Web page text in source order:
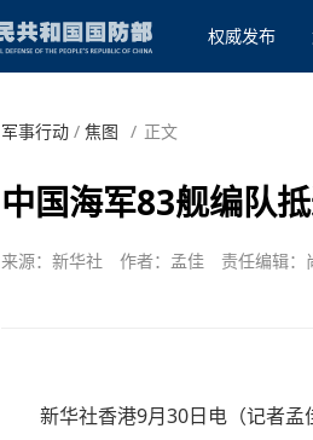
权威发布
军事行动/ 焦图 / 正文
中国海军83舰编队
来源：新华社 作者：孟佳 责任编辑：
新华社香港9月30日电（记者